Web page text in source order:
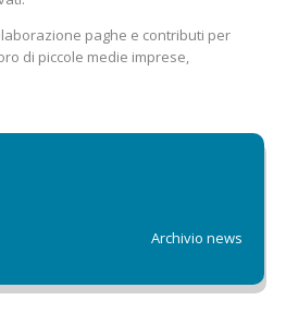
paghe e contributi per
di piccole medie imprese,
Archivio news